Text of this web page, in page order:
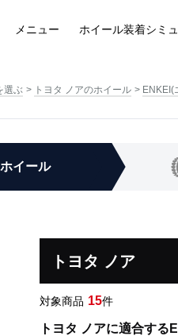
メニュー ホイール装着シミ
選ぶ トヨタ ノアのホイール ENKEI(
ホイール
トヨタ ノア
対象商品 15件
トヨタ ノアに適合す